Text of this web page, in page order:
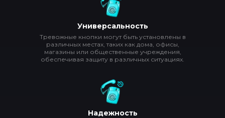
Тревожные кнопки могут быть установлены в
различных местах, таких как дома, офисы,
магазины или общественные учреждения,
обеспечивая защиту в различных ситуациях.
Универсальность
Надежность